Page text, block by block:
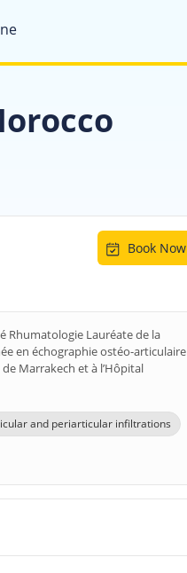
Book Now
Rhumatologie Lauréate de la
en échographie ostéo-articulaire
Marrakech et à l’Hôpital
and periarticular infiltrations